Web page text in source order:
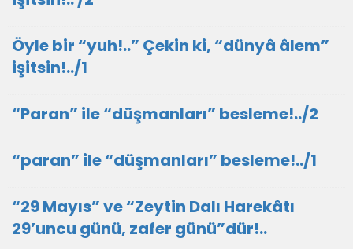
Öyle bir “yuh!..” Çekin ki, “dünyâ âlem”
işitsin!../1
“Paran” ile “düşmanları” besleme!../2
“paran” ile “düşmanları” besleme!../1
“29 Mayıs” ve “Zeytin Dalı Harekâtı
29’uncu günü, zafer günü”dür!..